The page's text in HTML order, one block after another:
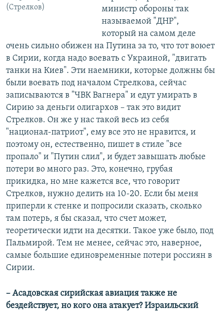
(Стрелков)
министр обороны так
называемой "ДНР",
который на самом деле
очень сильно обижен на Путина за то, что тот воюет
в Сирии, когда надо воевать с Украиной, "двигать
танки на Киев". Эти наемники, которые должны бы
были воевать под началом Стрелкова, сейчас
записываются в "ЧВК Вагнера" и едут умирать в
Сирию за деньги олигархов – так это видит
Стрелков. Он же у нас такой весь из себя
"национал-патриот", ему все это не нравится, и
поэтому он, естественно, пишет в стиле "все
пропало" и "Путин слил", и будет завышать любые
потери во много раз. Это, конечно, грубая
прикидка, но мне кажется все, что говорит
Стрелков, нужно делить на 10-20. Если бы меня
приперли к стенке и попросили сказать, сколько
там потерь, я бы сказал, что счет может,
теоретически идти на десятки. Такое уже было, под
Пальмирой. Тем не менее, сейчас это, наверное,
самые большие единовременные потери россиян в
Сирии.
– Асадовская сирийская авиация также не
бездействует, но кого она атакует? Израильский